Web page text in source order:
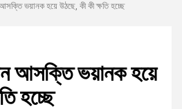
আসক্তি ভয়ানক হয়ে উঠছে, কী কী ক্ষতি হচ্ছে
আসক্তি ভয়ানক হয়ে
হচ্ছে